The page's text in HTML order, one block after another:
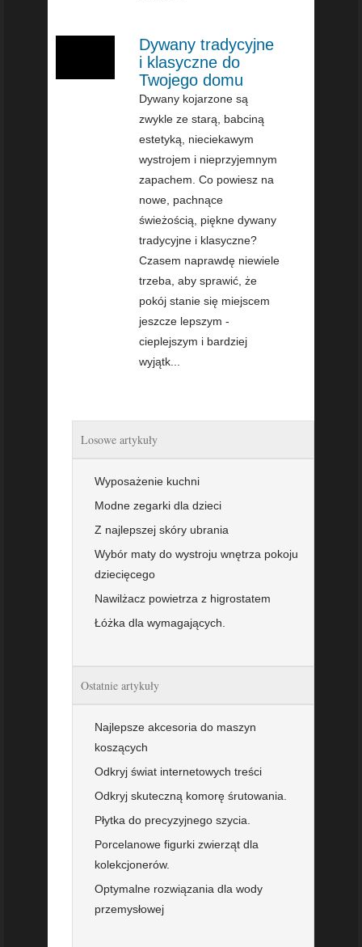
Dywany tradycyjne
i klasyczne do
Twojego domu
Dywany kojarzone są
zwykle ze starą, babciną
estetyką, nieciekawym
wystrojem i nieprzyjemnym
zapachem. Co powiesz na
nowe, pachnące
świeżością, piękne dywany
tradycyjne i klasyczne?
Czasem naprawdę niewiele
trzeba, aby sprawić, że
pokój stanie się miejscem
jeszcze lepszym -
cieplejszym i bardziej
wyjątk...
Losowe artykuły
Wyposażenie kuchni
Modne zegarki dla dzieci
Z najlepszej skóry ubrania
Wybór maty do wystroju wnętrza pokoju
dziecięcego
Nawilżacz powietrza z higrostatem
Łóżka dla wymagających.
Ostatnie artykuły
Najlepsze akcesoria do maszyn
koszących
Odkryj świat internetowych treści
Odkryj skuteczną komorę śrutowania.
Płytka do precyzyjnego szycia.
Porcelanowe figurki zwierząt dla
kolekcjonerów.
Optymalne rozwiązania dla wody
przemysłowej